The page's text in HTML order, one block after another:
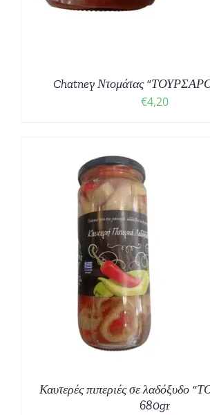
Chatney Ντομάτας
€4,20
Καυτερές πιπεριές σε λαδόξυδο
680gr